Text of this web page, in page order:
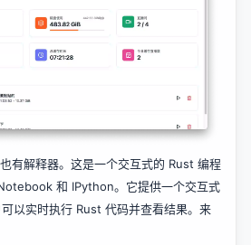
有解释器。这是一个交互式的 Rust 编程
和 IPython。它提供一个交互式
以实时执行 Rust 代码并查看结果。来